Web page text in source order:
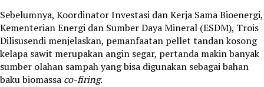
Sebelumnya, Koordinator Investasi dan Kerja Sama Bioenergi,
Kementerian Energi dan Sumber Daya Mineral (ESDM), Trois
Dilisusendi menjelaskan, pemanfaatan pellet tandan kosong
kelapa sawit merupakan angin segar, pertanda makin banyak
sumber olahan sampah yang bisa digunakan sebagai bahan
baku biomassa co-firing.